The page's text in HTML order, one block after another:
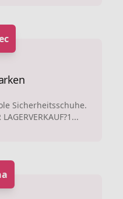
Sicherheitsschuhe.